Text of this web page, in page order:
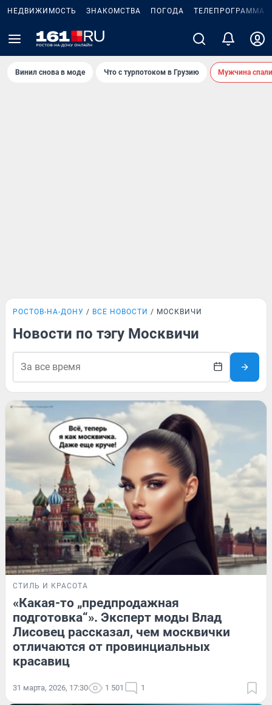
НЕДВИЖИМОСТЬ ЗНАКОМСТВА ПОГОДА ТЕЛЕПРОГРАММА
Винил снова в моде Что с турпотоком в Грузию Мужчина
РОСТОВ-НА-ДОНУ ВСЕ НОВОСТИ МОСКВИЧИ
Новости по тэгу Москвичи
СТИЛЬ И КРАСОТА
«Какая-то „предпродажная
подготовка“». Эксперт моды Влад
Лисовец рассказал, чем москвички
отличаются от провинциальных
красавиц
31 марта, 2026, 17:30 1 501 1